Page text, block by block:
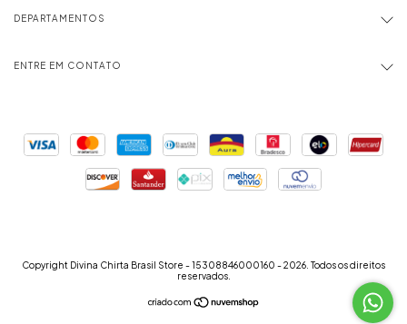
DEPARTAMENTOS
ENTRE EM CONTATO
Copyright Divina Chirta Brasil Store - 15308846000160 - 2026. Todos os direitos
reservados.